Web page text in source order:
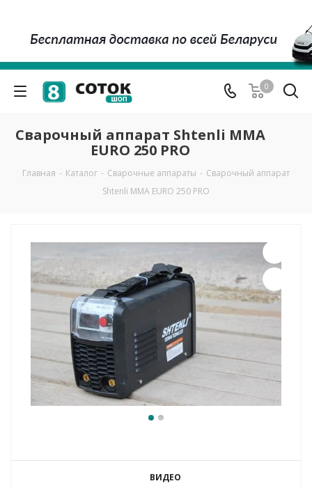
0
Сварочный аппарат Shtenli MMA
EURO 250 PRO
Главная - Каталог - Сварочные аппараты - Сварочный аппарат
Shtenli MMA EURO 250 PRO
ВИДЕО